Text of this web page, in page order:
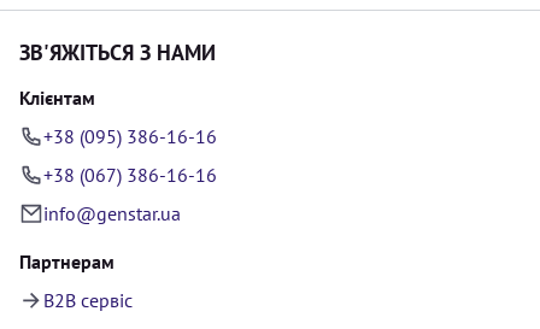
ЗВ'ЯЖІТЬСЯ З НАМИ
Клієнтам
+38 (095) 386-16-16
+38 (067) 386-16-16
info@genstar.ua
Партнерам
B2B сервіс